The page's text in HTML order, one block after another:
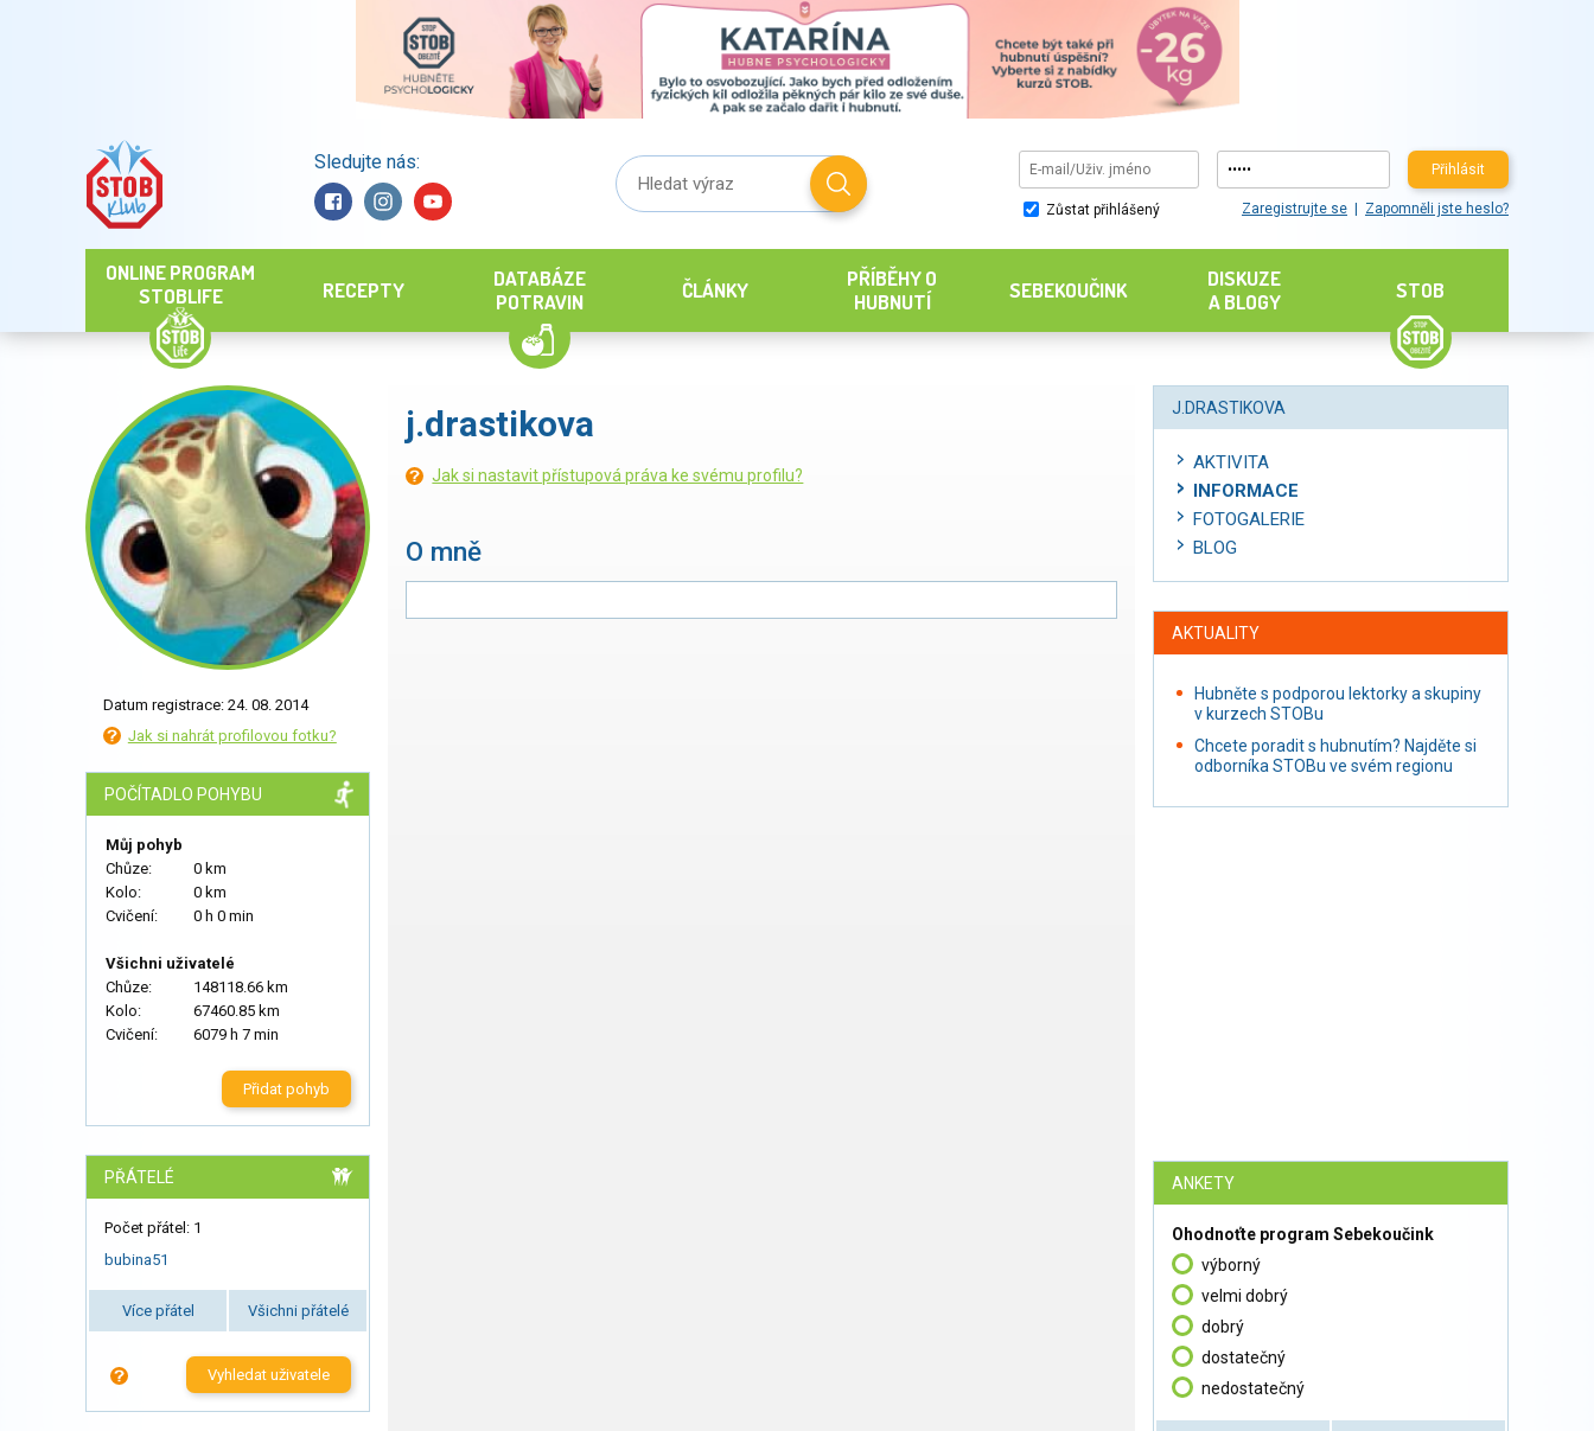
Sledujte nás: Přihlásit
Zůstat přihlášený Zaregistrujte se Zapomněli jste heslo?
ONLINE PROGRAM
STOBLIFE
RECEPTY
DATABÁZE
POTRAVIN
ČLÁNKY
PŘÍBĚHY O
HUBNUTÍ
SEBEKOUČINK
DISKUZE
A BLOGY
STOB
Datum registrace: 24. 08. 2014
Jak si nahrát profilovou fotku?
POČÍTADLO POHYBU
Můj pohyb
Chůze:
0 km
Kolo:
0 km
Cvičení:
0 h 0 min
Všichni uživatelé
Chůze:
148118.66 km
Kolo:
67460.85 km
Cvičení:
6079 h 7 min
Přidat pohyb
PŘÁTELÉ
Počet přátel: 1
bubina51
Více přátel Všichni přátelé
Vyhledat uživatele
j.drastikova
Jak si nastavit přístupová práva ke svému profilu?
O mně
J.DRASTIKOVA
AKTIVITA
INFORMACE
FOTOGALERIE
BLOG
AKTUALITY
Hubněte s podporou lektorky a skupiny
v kurzech STOBu
Chcete poradit s hubnutím? Najděte si
odborníka STOBu ve svém regionu
ANKETY
Ohodnoťte program Sebekoučink
výborný
velmi dobrý
dobrý
dostatečný
nedostatečný